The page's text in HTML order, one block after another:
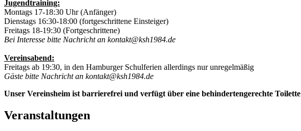
Jugendtraining:
Montags 17-18:30 Uhr (Anfänger)
Dienstags 16:30-18:00 (fortgeschrittene Einsteiger)
Freitags 18-19:30 (Fortgeschrittene)
Bei Interesse bitte Nachricht an kontakt@ksh1984.de
Vereinsabend:
Freitags ab 19:30, in den Hamburger Schulferien allerdings nur unregelmäßig
Gäste bitte Nachricht an kontakt@ksh1984.de
Unser Vereinsheim ist barrierefrei und verfügt über eine behindertengerechte Toilette
Veranstaltungen